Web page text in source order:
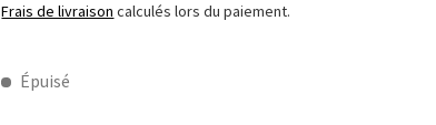
Frais de livraison calculés lors du paiement.
Épuisé